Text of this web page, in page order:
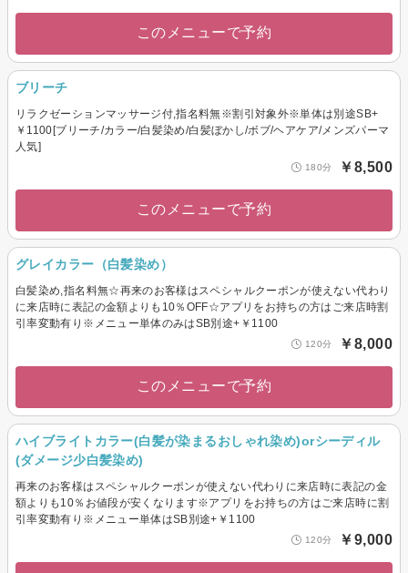
このメニューで予約
ブリーチ
リラクゼーションマッサージ付,指名料無※割引対象外※単体は別途SB+
￥1100[ブリーチ/カラー/白髪染め/白髪ぼかし/ボブ/ヘアケア/メンズパーマ
人気]
180分 ￥8,500
このメニューで予約
グレイカラー（白髪染め）
白髪染め,指名料無☆再来のお客様はスペシャルクーポンが使えない代わり
に来店時に表記の金額よりも10％OFF☆アプリをお持ちの方はご来店時割
引率変動有り※メニュー単体のみはSB別途+￥1100
120分 ￥8,000
このメニューで予約
ハイブライトカラー(白髪が染まるおしゃれ染め)orシーディル
(ダメージ少白髪染め)
再来のお客様はスペシャルクーポンが使えない代わりに来店時に表記の金
額よりも10％お値段が安くなります※アプリをお持ちの方はご来店時に割
引率変動有り※メニュー単体はSB別途+￥1100
120分 ￥9,000